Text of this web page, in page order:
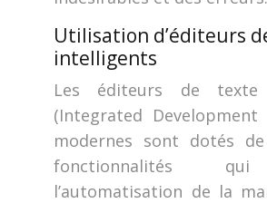
Utilisation d’éditeurs
intelligents
Les éditeurs de
(Integrated Development
modernes sont dotés
fonctionnalités
l’automatisation de la